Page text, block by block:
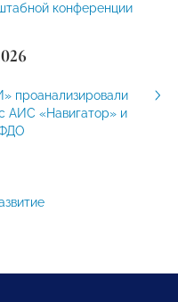
конференции
АИС «Навигатор» и